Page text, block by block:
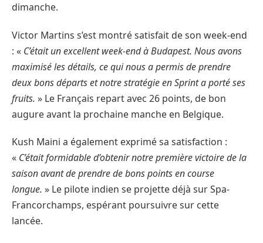
dimanche.
Victor Martins s’est montré satisfait de son week-end
: « C’était un excellent week-end à Budapest. Nous avons
maximisé les détails, ce qui nous a permis de prendre
deux bons départs et notre stratégie en Sprint a porté ses
fruits. » Le Français repart avec 26 points, de bon
augure avant la prochaine manche en Belgique.
Kush Maini a également exprimé sa satisfaction :
« C’était formidable d’obtenir notre première victoire de la
saison avant de prendre de bons points en course
longue. » Le pilote indien se projette déjà sur Spa-
Francorchamps, espérant poursuivre sur cette
lancée.